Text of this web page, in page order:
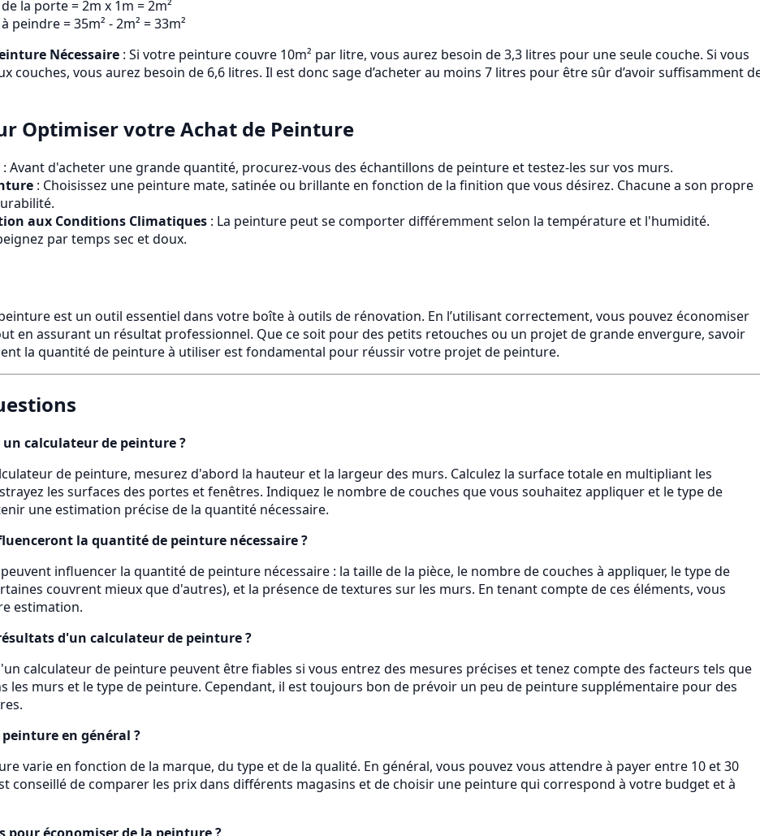
la porte = 2m x 1m = 2m²
peindre = 35m² - 2m² = 33m²
Nécessaire : Si votre peinture couvre 10m² par litre, vous aurez besoin de 3,3 litres pour une seule couche. Si vous
couches, vous aurez besoin de 6,6 litres. Il est donc sage d’acheter au moins 7 litres pour être sûr d’avoir suffisamment
Optimiser votre Achat de Peinture
: Avant d'acheter une grande quantité, procurez-vous des échantillons de peinture et testez-les sur vos murs.
: Choisissez une peinture mate, satinée ou brillante en fonction de la finition que vous désirez. Chacune a son propre
aux Conditions Climatiques : La peinture peut se comporter différemment selon la température et l'humidité.
par temps sec et doux.
est un outil essentiel dans votre boîte à outils de rénovation. En l’utilisant correctement, vous pouvez économiser
en assurant un résultat professionnel. Que ce soit pour des petits retouches ou un projet de grande envergure, savoir
la quantité de peinture à utiliser est fondamental pour réussir votre projet de peinture.
calculateur de peinture ?
de peinture, mesurez d'abord la hauteur et la largeur des murs. Calculez la surface totale en multipliant les
les surfaces des portes et fenêtres. Indiquez le nombre de couches que vous souhaitez appliquer et le type de
une estimation précise de la quantité nécessaire.
la quantité de peinture nécessaire ?
influencer la quantité de peinture nécessaire : la taille de la pièce, le nombre de couches à appliquer, le type de
couvrent mieux que d'autres), et la présence de textures sur les murs. En tenant compte de ces éléments, vous
estimation.
d'un calculateur de peinture ?
calculateur de peinture peuvent être fiables si vous entrez des mesures précises et tenez compte des facteurs tels que
les murs et le type de peinture. Cependant, il est toujours bon de prévoir un peu de peinture supplémentaire pour des
en général ?
varie en fonction de la marque, du type et de la qualité. En général, vous pouvez vous attendre à payer entre 10 et 30
conseillé de comparer les prix dans différents magasins et de choisir une peinture qui correspond à votre budget et à